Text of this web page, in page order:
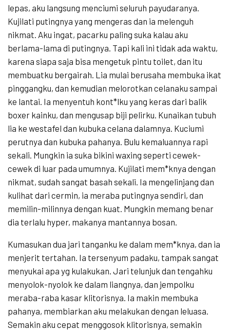
lepas, aku langsung menciumi seluruh payudaranya.
Kujilati putingnya yang mengeras dan ia melenguh
nikmat. Aku ingat, pacarku paling suka kalau aku
berlama-lama di putingnya. Tapi kali ini tidak ada waktu,
karena siapa saja bisa mengetuk pintu toilet, dan itu
membuatku bergairah. Lia mulai berusaha membuka ikat
pinggangku, dan kemudian melorotkan celanaku sampai
ke lantai. Ia menyentuh kont*lku yang keras dari balik
boxer kainku, dan mengusap biji pelirku. Kunaikan tubuh
lia ke westafel dan kubuka celana dalamnya. Kuciumi
perutnya dan kubuka pahanya. Bulu kemaluannya rapi
sekali. Mungkin ia suka bikini waxing seperti cewek-
cewek di luar pada umumnya. Kujilati mem*knya dengan
nikmat, sudah sangat basah sekali. Ia mengelinjang dan
kulihat dari cermin, ia meraba putingnya sendiri, dan
memilin-milinnya dengan kuat. Mungkin memang benar
dia terlalu hyper, makanya mantannya bosan.
Kumasukan dua jari tanganku ke dalam mem*knya, dan ia
menjerit tertahan. Ia tersenyum padaku, tampak sangat
menyukai apa yg kulakukan. Jari telunjuk dan tengahku
menyolok-nyolok ke dalam liangnya, dan jempolku
meraba-raba kasar klitorisnya. Ia makin membuka
pahanya, membiarkan aku melakukan dengan leluasa.
Semakin aku cepat menggosok klitorisnya, semakin